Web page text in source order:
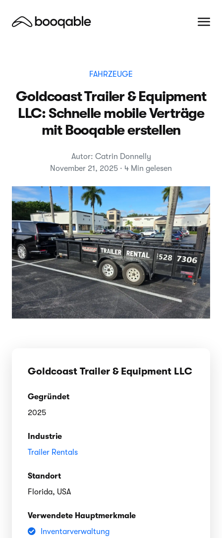
FAHRZEUGE
Goldcoast Trailer & Equipment
LLC: Schnelle mobile Verträge
mit Booqable erstellen
Autor: Catrin Donnelly
November 21, 2025 · 4 Min gelesen
Goldcoast Trailer & Equipment LLC
Gegründet
2025
Industrie
Trailer Rentals
Standort
Florida, USA
Verwendete Hauptmerkmale
Inventarverwaltung